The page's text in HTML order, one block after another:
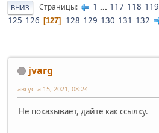
ВНИЗ Страницы 1 ... 117 118 119
125 126 127 128 129 130 131 132
jvarg
августа 15, 2021, 08:24
Не показывает, дайте как ссылку.